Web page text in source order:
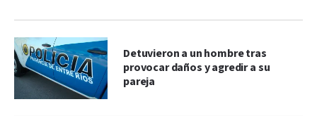
Detuvieron a un hombre tras
provocar daños y agredir a su
pareja